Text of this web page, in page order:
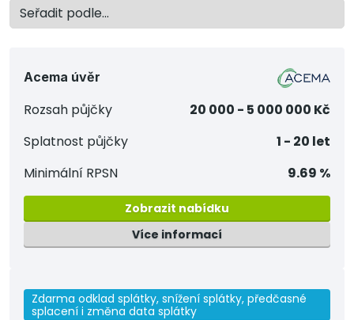
Acema úvěr
Rozsah půjčky
20 000 - 5 000 000 Kč
Splatnost půjčky
1 - 20 let
Minimální RPSN
9.69 %
Zobrazit nabídku
Více informací
Zdarma odklad splátky, snížení splátky, předčasné
splacení i změna data splátky